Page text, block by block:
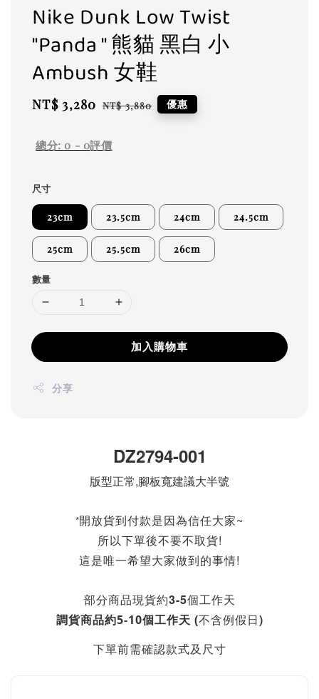
Nike Dunk Low Twist
"Panda " 熊貓 黑白 小
Ambush 女鞋
Sale
NT$ 3,280 Regular
NT$ 3,880 優惠
總分: 0 - 0評價
尺寸
23cm 23.5cm 24cm 24.5cm
25cm 25.5cm 26cm
數量
加入購物車
分享
DZ2794-001
版型正常,腳板寬建議大半號
*開放貨到付款是因為信任大家~
所以下單後不要不取貨!
這是唯一希望大家做到的事情!
部分商品現貨約3-5個工作天
調貨商品約5-10個工作天 (不含例假日)
下單前需確認款式及尺寸